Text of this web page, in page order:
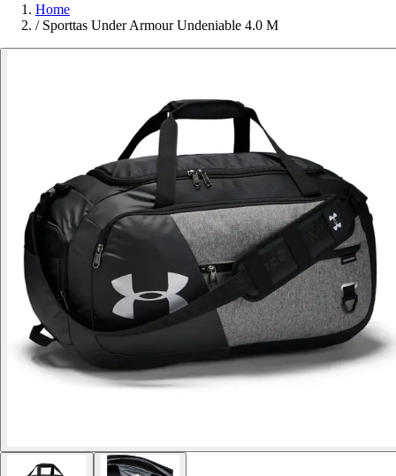
Home
/ Sporttas Under Armour Undeniable 4.0 M